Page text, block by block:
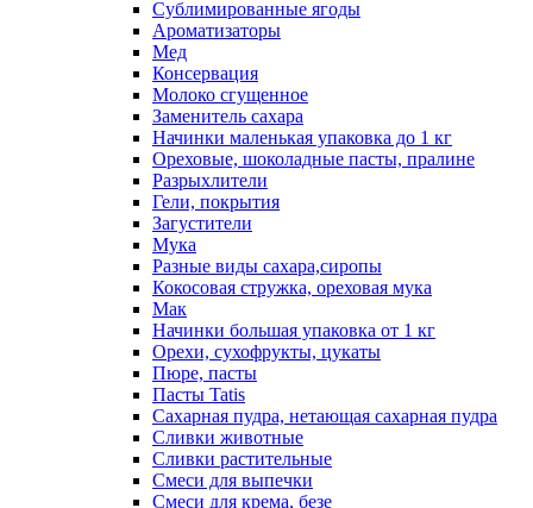
Сублимированные ягоды
Ароматизаторы
Мед
Консервация
Молоко сгущенное
Заменитель сахара
Начинки маленькая упаковка до 1 кг
Ореховые, шоколадные пасты, пралине
Разрыхлители
Гели, покрытия
Загустители
Мука
Разные виды сахара,сиропы
Кокосовая стружка, ореховая мука
Мак
Начинки большая упаковка от 1 кг
Орехи, сухофрукты, цукаты
Пюре, пасты
Пасты Tatis
Сахарная пудра, нетающая сахарная пудра
Сливки животные
Сливки растительные
Смеси для выпечки
Смеси для крема, безе